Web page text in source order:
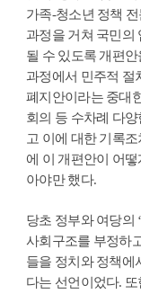
가족-청소년 정책
과정을 거쳐 국민의
될 수 있도록 개편
과정에서 민주적 절
폐지안이라는 중대
회의 등 수차례 다
고 이에 대한 기록
에 이 개편안이 어
아야만 했다.
당초 정부와 여당의
사회구조를 부정하
들을 정치와 정책에
다는 선언이었다.